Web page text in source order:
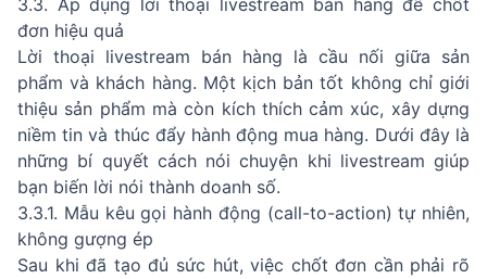
3.3. Áp dụng lời thoại livestream bán hàng để chốt
đơn hiệu quả
Lời thoại livestream bán hàng là cầu nối giữa sản
phẩm và khách hàng. Một kịch bản tốt không chỉ giới
thiệu sản phẩm mà còn kích thích cảm xúc, xây dựng
niềm tin và thúc đẩy hành động mua hàng. Dưới đây là
những bí quyết cách nói chuyện khi livestream giúp
bạn biến lời nói thành doanh số.
3.3.1. Mẫu kêu gọi hành động (call-to-action) tự nhiên,
không gượng ép
Sau khi đã tạo đủ sức hút, việc chốt đơn cần phải rõ